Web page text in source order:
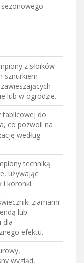
z słoików
sznurkiem
lub w ogrodzie.
tablicowej do
co pozwoli na
według
techniką
używając
i koronki.
ziarnami
lub
dla
efektu.
wygląd,